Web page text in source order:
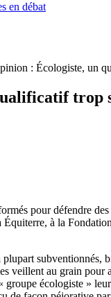
en débat
: Écologiste, un
trop
pour défendre
à la
veillent au grain
écologiste »